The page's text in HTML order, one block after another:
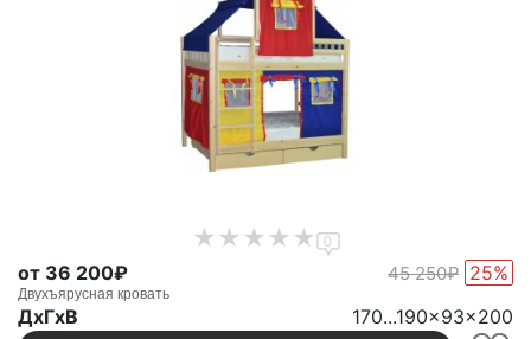
0
от 36 200₽ 45 250₽ 25%
Двухъярусная кровать
ДxГxВ 170...190x93x200